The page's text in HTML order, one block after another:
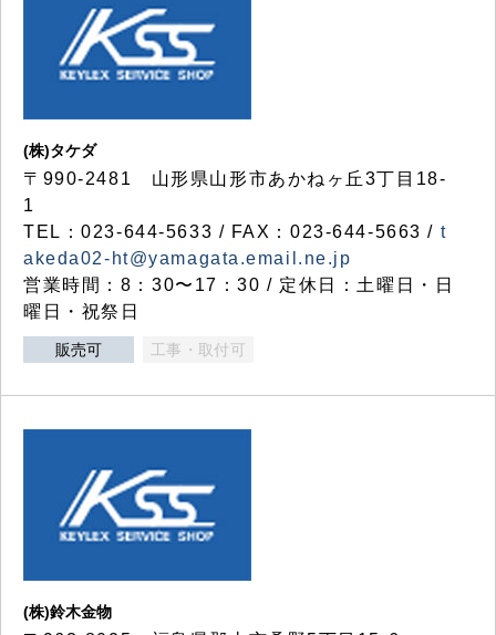
(株)タケダ
〒990-2481 山形県山形市あかねヶ丘3丁目18-
1
TEL：023-644-5633 / FAX：023-644-5663 / t
akeda02-ht@yamagata.email.ne.jp
営業時間：8：30〜17：30 / 定休日：土曜日・日
曜日・祝祭日
販売可 工事・取付可
(株)鈴木金物